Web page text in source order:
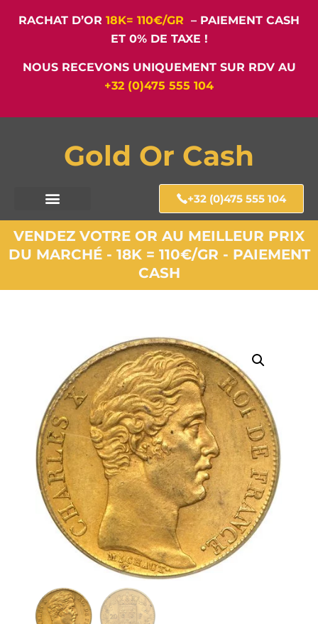
RACHAT D’OR 18K= 110€/GR – PAIEMENT CASH
ET 0% DE TAXE !
NOUS RECEVONS UNIQUEMENT SUR RDV AU
+32 (0)475 555 104
Gold Or Cash
+32 (0)475 555 104
VENDEZ VOTRE OR AU MEILLEUR PRIX
DU MARCHÉ - 18K = 110€/GR - PAIEMENT
CASH